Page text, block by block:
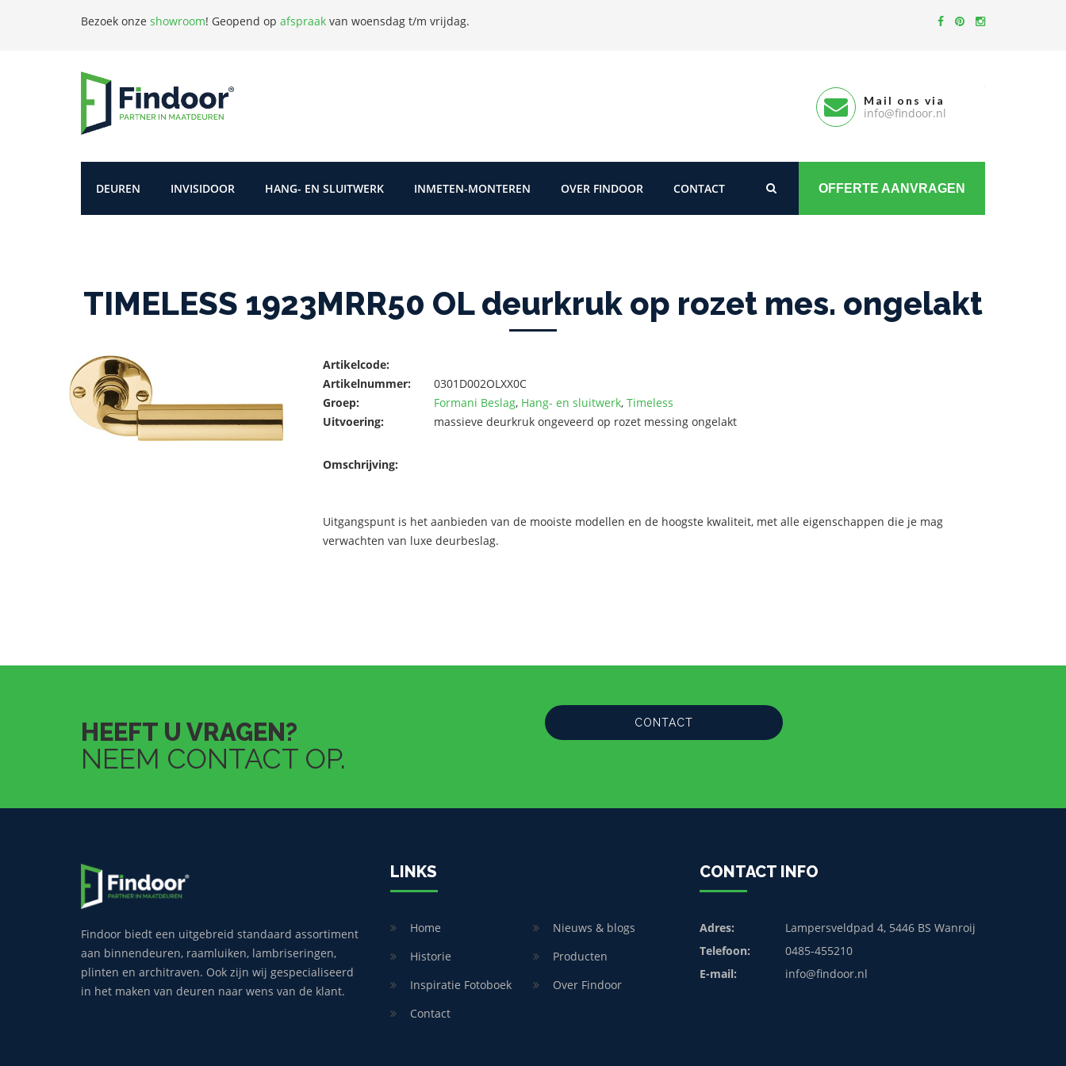
Bezoek onze showroom! Geopend op afspraak van woensdag t/m vrijdag.
Mail ons via
info@findoor.nl
DEUREN INVISIDOOR HANG- EN SLUITWERK INMETEN-MONTEREN OVER FINDOOR CONTACT OFFERTE AANVRAGEN
TIMELESS 1923MRR50 OL deurkruk op rozet mes. ongelakt
Artikelcode:
Artikelnummer:
0301D002OLXX0C
Groep:
Formani Beslag, Hang- en sluitwerk, Timeless
Uitvoering:
massieve deurkruk ongeveerd op rozet messing ongelakt
Omschrijving:
Uitgangspunt is het aanbieden van de mooiste modellen en de hoogste kwaliteit, met alle eigenschappen die je mag
verwachten van luxe deurbeslag.
HEEFT U VRAGEN?
NEEM CONTACT OP.
CONTACT
Findoor biedt een uitgebreid standaard assortiment
aan binnendeuren, raamluiken, lambriseringen,
plinten en architraven. Ook zijn wij gespecialiseerd
in het maken van deuren naar wens van de klant.
LINKS
Home
Nieuws & blogs
Historie
Producten
Inspiratie Fotoboek
Over Findoor
Contact
CONTACT INFO
Adres:
Lampersveldpad 4, 5446 BS Wanroij
Telefoon:
0485-455210
E-mail:
info@findoor.nl